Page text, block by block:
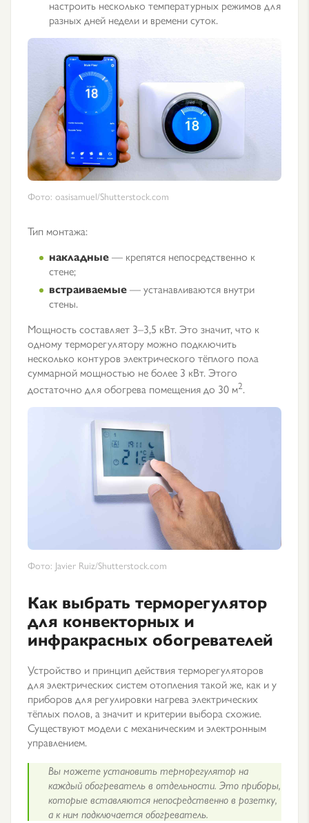
настроить несколько температурных режимов для
разных дней недели и времени суток.
Фото: oasisamuel/Shutterstock.com
Тип монтажа:
накладные— крепятся непосредственно к
стене;
встраиваемые— устанавливаются внутри
стены.
Мощность составляет 3–3,5 кВт. Это значит, что к
одному терморегулятору можно подключить
несколько контуров электрического тёплого пола
суммарной мощностью не более 3 кВт. Этого
достаточно для обогрева помещения до 30 м2.
Фото: Javier Ruiz/Shutterstock.com
Как выбрать терморегулятор
для конвекторных и
инфракрасных обогревателей
Устройство и принцип действия терморегуляторов
для электрических систем отопления такой же, как и у
приборов для регулировки нагрева электрических
тёплых полов, а значит и критерии выбора схожие.
Существуют модели с механическим и электронным
управлением.
Вы можете установить терморегулятор на
каждый обогреватель в отдельности. Это приборы,
которые вставляются непосредственно в розетку,
а к ним подключается обогреватель.